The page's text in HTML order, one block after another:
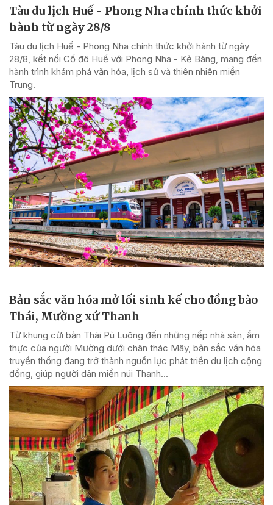
Tàu du lịch Huế - Phong Nha chính thức khởi
hành từ ngày 28/8
Tàu du lịch Huế - Phong Nha chính thức khởi hành từ ngày
28/8, kết nối Cố đô Huế với Phong Nha - Kẻ Bàng, mang đến
hành trình khám phá văn hóa, lịch sử và thiên nhiên miền
Trung.
Bản sắc văn hóa mở lối sinh kế cho đồng bào
Thái, Mường xứ Thanh
Từ khung cửi bản Thái Pù Luông đến những nếp nhà sàn, ẩm
thực của người Mường dưới chân thác Mây, bản sắc văn hóa
truyền thống đang trở thành nguồn lực phát triển du lịch cộng
đồng, giúp người dân miền núi Thanh...